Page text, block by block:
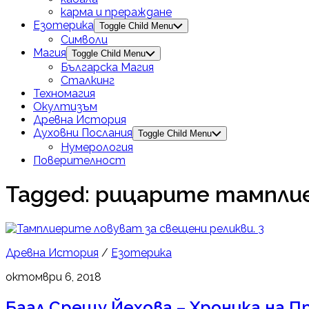
карма и прераждане
Езотерика Toggle Child Menu
Символи
Магия Toggle Child Menu
Българска Магия
Сталкинг
Техномагия
Окултизъм
Древна История
Духовни Послания Toggle Child Menu
Нумерология
Поверителност
Tagged: рицарите
3
Древна История / Езотерика
октомври 6, 2018